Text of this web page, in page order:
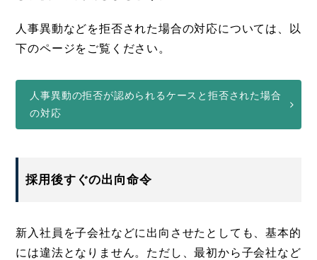
人事異動などを拒否された場合の対応については、以
下のページをご覧ください。
人事異動の拒否が認められるケースと拒否された場合
の対応
採用後すぐの出向命令
新入社員を子会社などに出向させたとしても、基本的
には違法となりません。ただし、最初から子会社など